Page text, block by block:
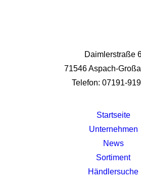
Daimlerstraße
71546 Aspach-
Telefon: 07191-
Startseite
Unternehmen
News
Sortiment
Händlersuche